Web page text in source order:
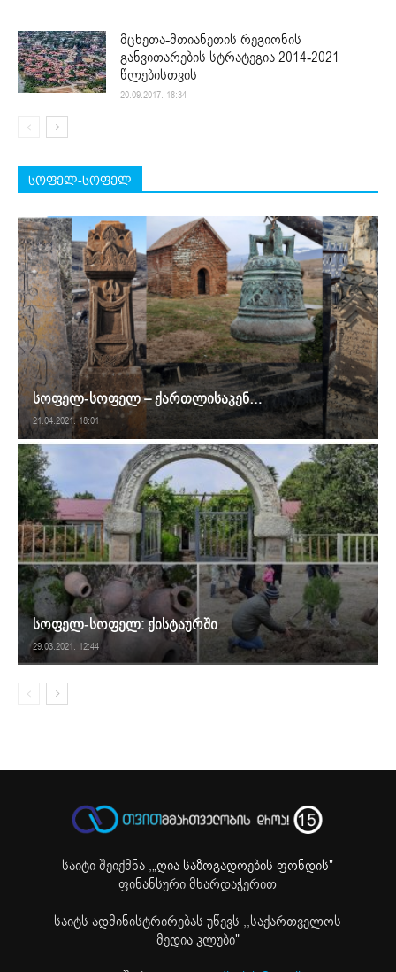
მცხეთა-მთიანეთის რეგიონის
განვითარების სტრატეგია 2014-2021
წლებისთვის
20.09.2017. 18:34
სოფელ-სოფელ
სოფელ-სოფელ – ქართლისაკენ…
21.04.2021. 18:01
სოფელ-სოფელ: ქისტაურში
29.03.2021. 12:44
საიტი შეიქმნა ,„ღია საზოგადოების ფონდის"
ფინანსური მხარდაჭერით
საიტს ადმინისტრირებას უწევს ,,საქართველოს
მედია კლუბი"